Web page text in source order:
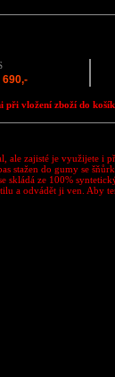
690,-
při vložení zboží do
ale zajisté je využijete i
stažen do gumy se
skládá ze 100%
a odvádět ji ven. Aby